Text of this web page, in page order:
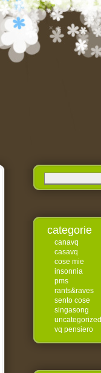
Ricerca
per:
categorie
canavq
casavq
cose mie
insonnia
pms
rants&raves
sento cose
singasong
uncategorized
vq pensiero